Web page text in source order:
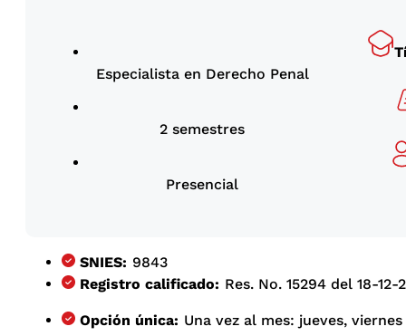
Especialista en Derecho Penal
2 semestres
Presencial
SNIES: 9843
Registro calificado: Res. No. 15294 del 18-
Opción única: Una vez al mes: jueves,